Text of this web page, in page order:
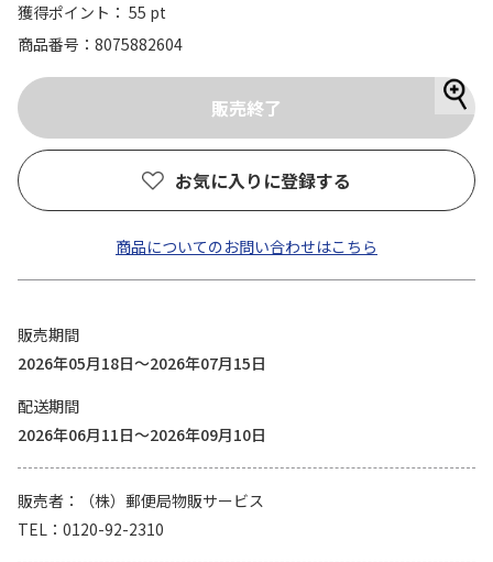
獲得ポイント： 55 pt
商品番号
8075882604
お気に入りに登録する
商品についてのお問い合わせはこちら
販売期間
2026年05月18日～2026年07月15日
配送期間
2026年06月11日～2026年09月10日
販売者
（株）郵便局物販サービス
TEL
0120-92-2310